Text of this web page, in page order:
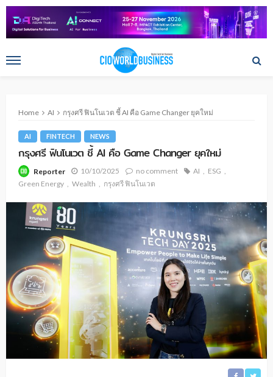
Home AI กรุงศรี ฟินโนเวต ชี้ AI คือ Game Changer ยุคใหม่
AI FINTECH NEWS
กรุงศรี ฟินโนเวต ชี้ AI คือ Game Changer ยุคใหม่
Reporter 10/10/2025 no comment AI
ESG
Green Energy
Wealth กรุงศรี ฟินโนเวต